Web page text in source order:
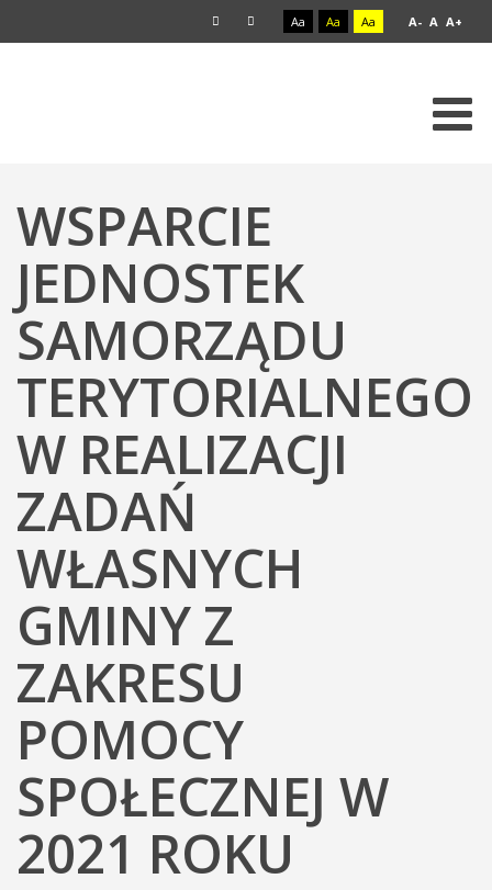
Aa Aa Aa A- A A+
WSPARCIE
JEDNOSTEK
SAMORZĄDU
TERYTORIALNEGO
W REALIZACJI
ZADAŃ
WŁASNYCH
GMINY Z
ZAKRESU
POMOCY
SPOŁECZNEJ W
2021 ROKU